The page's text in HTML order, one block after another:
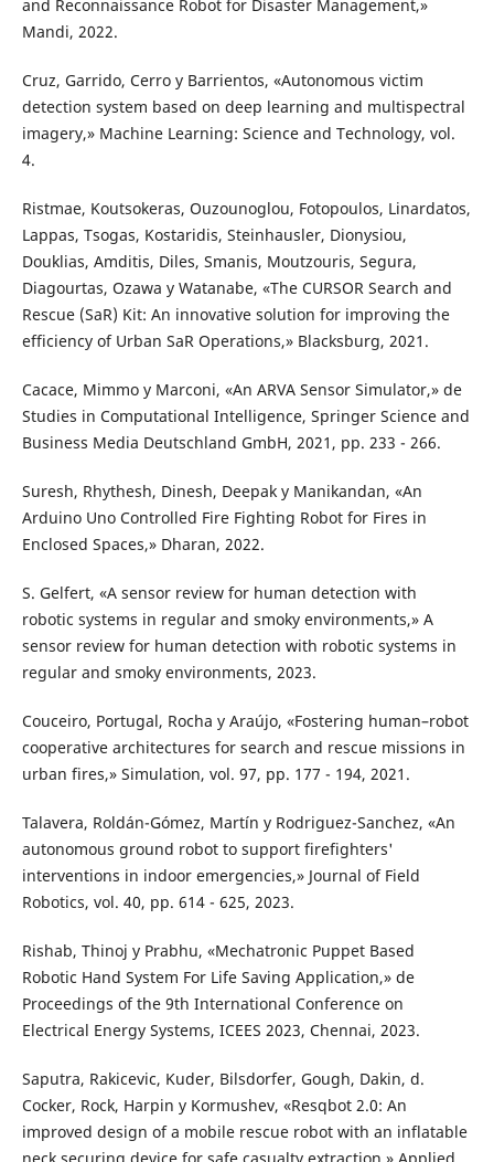
and Reconnaissance Robot for Disaster Management,»
Mandi, 2022.
Cruz, Garrido, Cerro y Barrientos, «Autonomous victim
detection system based on deep learning and multispectral
imagery,» Machine Learning: Science and Technology, vol.
4.
Ristmae, Koutsokeras, Ouzounoglou, Fotopoulos, Linardatos,
Lappas, Tsogas, Kostaridis, Steinhausler, Dionysiou,
Douklias, Amditis, Diles, Smanis, Moutzouris, Segura,
Diagourtas, Ozawa y Watanabe, «The CURSOR Search and
Rescue (SaR) Kit: An innovative solution for improving the
efficiency of Urban SaR Operations,» Blacksburg, 2021.
Cacace, Mimmo y Marconi, «An ARVA Sensor Simulator,» de
Studies in Computational Intelligence, Springer Science and
Business Media Deutschland GmbH, 2021, pp. 233 - 266.
Suresh, Rhythesh, Dinesh, Deepak y Manikandan, «An
Arduino Uno Controlled Fire Fighting Robot for Fires in
Enclosed Spaces,» Dharan, 2022.
S. Gelfert, «A sensor review for human detection with
robotic systems in regular and smoky environments,» A
sensor review for human detection with robotic systems in
regular and smoky environments, 2023.
Couceiro, Portugal, Rocha y Araújo, «Fostering human–robot
cooperative architectures for search and rescue missions in
urban fires,» Simulation, vol. 97, pp. 177 - 194, 2021.
Talavera, Roldán-Gómez, Martín y Rodriguez-Sanchez, «An
autonomous ground robot to support firefighters'
interventions in indoor emergencies,» Journal of Field
Robotics, vol. 40, pp. 614 - 625, 2023.
Rishab, Thinoj y Prabhu, «Mechatronic Puppet Based
Robotic Hand System For Life Saving Application,» de
Proceedings of the 9th International Conference on
Electrical Energy Systems, ICEES 2023, Chennai, 2023.
Saputra, Rakicevic, Kuder, Bilsdorfer, Gough, Dakin, d.
Cocker, Rock, Harpin y Kormushev, «Resqbot 2.0: An
improved design of a mobile rescue robot with an inflatable